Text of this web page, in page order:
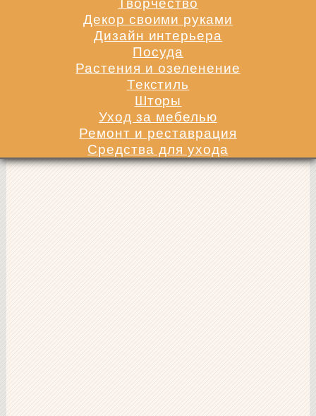
Декор своими руками
Дизайн интерьера
Посуда
Растения и озеленение
Текстиль
Шторы
Уход за мебелью
Ремонт и реставрация
Средства для ухода